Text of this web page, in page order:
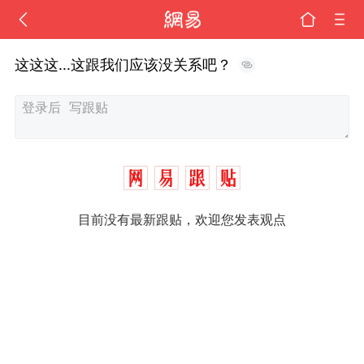
这这这...这跟我们应该没关系吧？
目前没有最新跟贴，欢迎您发表观点